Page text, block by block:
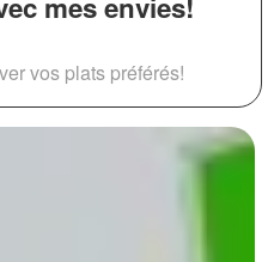
vos plats préférés!